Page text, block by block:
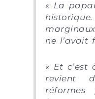
« La
ne l’avait
« Et c’est
revient
réformes